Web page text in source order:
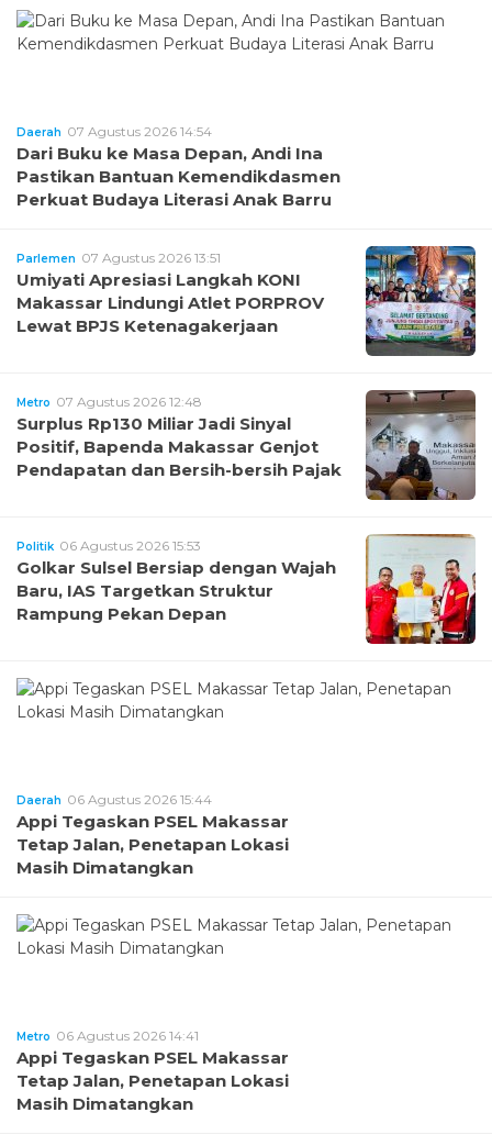
Daerah 07 Agustus 2026 14:54
Dari Buku ke Masa Depan, Andi Ina
Pastikan Bantuan Kemendikdasmen
Perkuat Budaya Literasi Anak Barru
Parlemen 07 Agustus 2026 13:51
Umiyati Apresiasi Langkah KONI
Makassar Lindungi Atlet PORPROV
Lewat BPJS Ketenagakerjaan
Metro 07 Agustus 2026 12:48
Surplus Rp130 Miliar Jadi Sinyal
Positif, Bapenda Makassar Genjot
Pendapatan dan Bersih-bersih Pajak
Politik 06 Agustus 2026 15:53
Golkar Sulsel Bersiap dengan Wajah
Baru, IAS Targetkan Struktur
Rampung Pekan Depan
Daerah 06 Agustus 2026 15:44
Appi Tegaskan PSEL Makassar
Tetap Jalan, Penetapan Lokasi
Masih Dimatangkan
Metro 06 Agustus 2026 14:41
Appi Tegaskan PSEL Makassar
Tetap Jalan, Penetapan Lokasi
Masih Dimatangkan